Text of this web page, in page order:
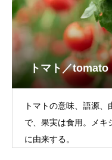
トマト／tomato
トマトの意味、語源
で、果実は食用。メキ
に由来する。